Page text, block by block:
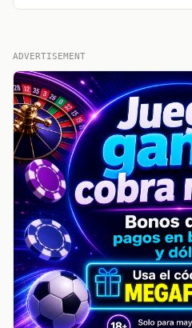
ADVERTISEMENT